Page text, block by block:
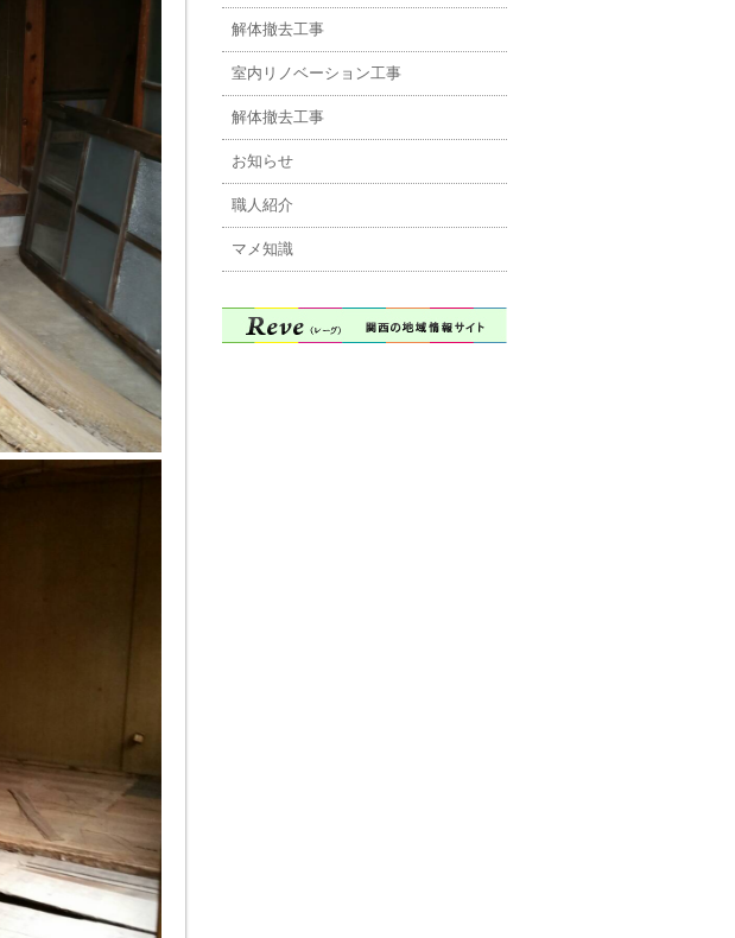
解体撤去工事
室内リノベーション工事
解体撤去工事
お知らせ
職人紹介
マメ知識